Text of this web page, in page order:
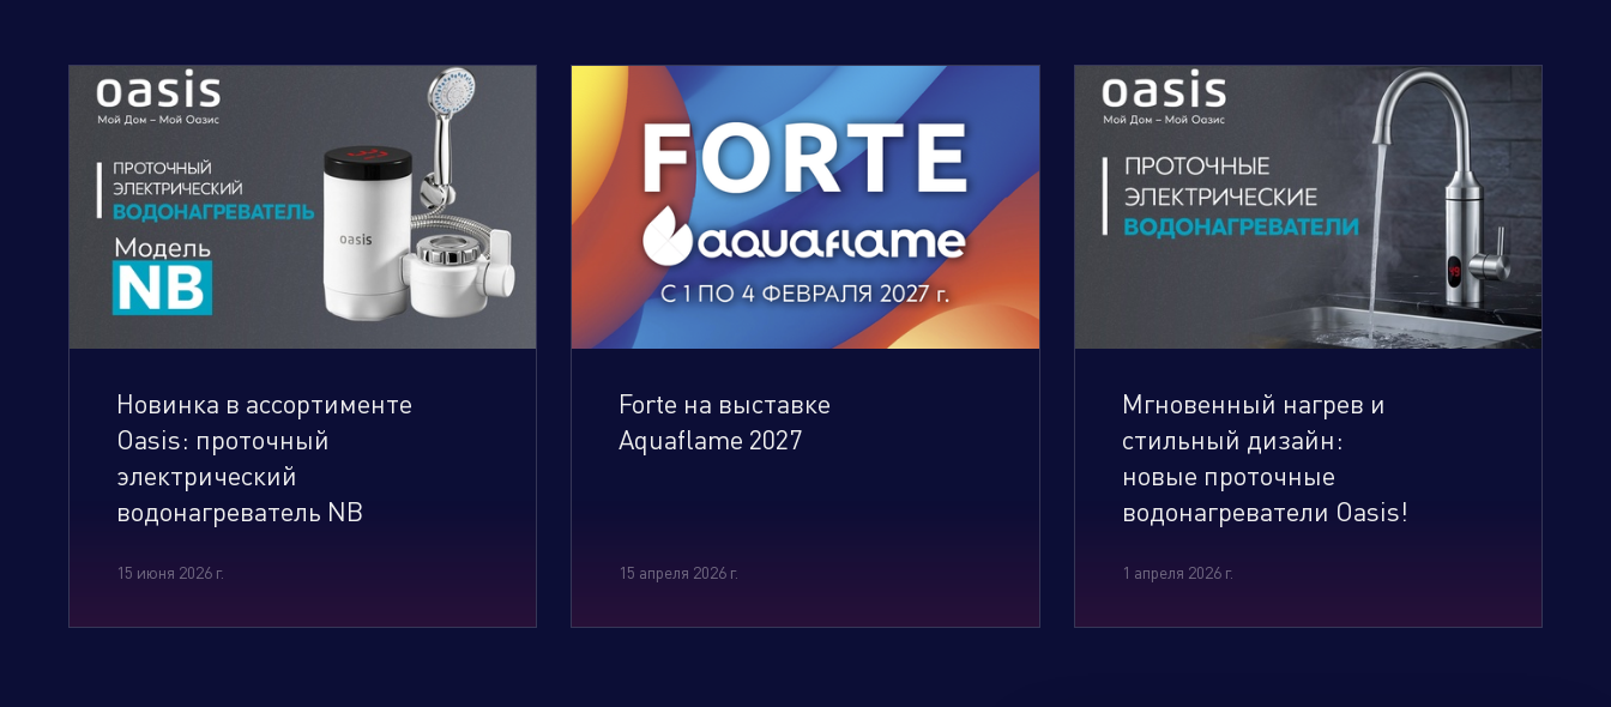
Новинка в ассортименте
Oasis: проточный
электрический
водонагреватель NB
15 июня 2026 г.
Forte на выставке
Aquaflame 2027
15 апреля 2026 г.
Мгновенный нагрев и
стильный дизайн:
новые проточные
водонагреватели Oasis!
1 апреля 2026 г.